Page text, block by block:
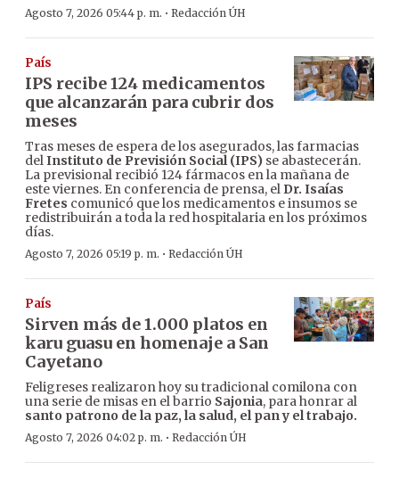
Agosto 7, 2026 05:44 p. m. · Redacción ÚH
País
IPS recibe 124 medicamentos
que alcanzarán para cubrir dos
meses
Tras meses de espera de los asegurados, las farmacias
delInstituto de Previsión Social (IPS) se abastecerán.
La previsional recibió 124 fármacos en la mañana de
este viernes. En conferencia de prensa, el Dr. Isaías
Fretes comunicó que los medicamentos e insumos se
redistribuirán a toda la red hospitalaria en los próximos
días.
Agosto 7, 2026 05:19 p. m. · Redacción ÚH
País
Sirven más de 1.000 platos en
karu guasu en homenaje a San
Cayetano
Feligreses realizaron hoy su tradicional comilona con
una serie de misas en el barrio Sajonia, para honrar al
santo patrono de la paz, la salud, el pan y el trabajo.
Agosto 7, 2026 04:02 p. m. · Redacción ÚH